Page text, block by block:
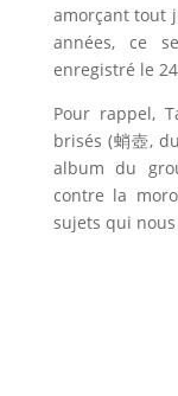
amorçant tout
années, ce
enregistré le
Pour rappel,
brisés (蛸壺,
album du
contre la
sujets qui